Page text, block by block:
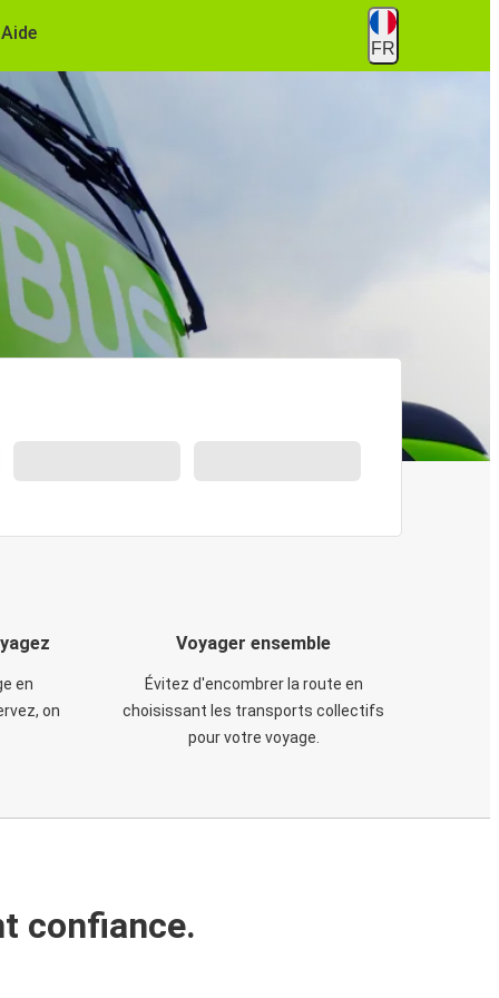
Aide
FR
en
on
Voyager ensemble
Évitez d'encombrer la route en
choisissant les transports collectifs
pour votre voyage.
confiance.